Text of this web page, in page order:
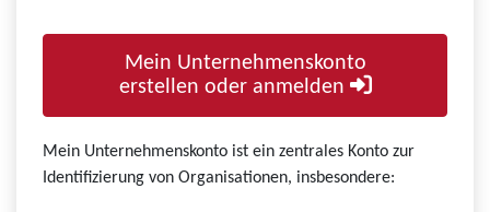
Mein Unternehmenskonto
erstellen oder anmelden
Mein Unternehmenskonto ist ein zentrales Konto zur
Identifizierung von Organisationen, insbesondere: